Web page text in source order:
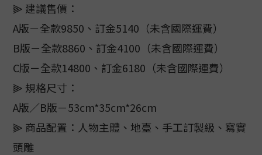
⫸ 建議售價：
A版－全款9850、訂金5140（未含國際運費）
B版－全款8860、訂金4100（未含國際運費）
C版－全款14800、訂金6180（未含國際運費）
⫸ 規格尺寸：
A版／B版－53cm*35cm*26cm
⫸ 商品配置：人物主體、地臺、手工訂製級、寫實
頭雕